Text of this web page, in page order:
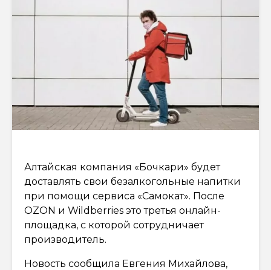
Алтайская компания «Бочкари» будет
доставлять свои безалкогольные напитки
при помощи сервиса «Самокат». После
OZON и Wildberries это третья онлайн-
площадка, с которой сотрудничает
производитель.
Новость сообщила Евгения Михайлова,